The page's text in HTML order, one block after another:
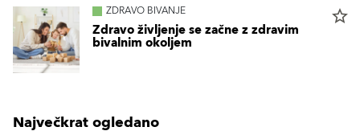
ZDRAVO BIVANJE
Zdravo življenje se začne z zdravim
bivalnim okoljem
star_border
Največkrat ogledano